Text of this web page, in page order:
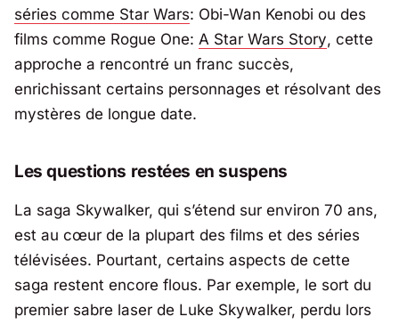
séries comme Star Wars: Obi-Wan Kenobi ou des
films comme Rogue One: A Star Wars Story, cette
approche a rencontré un franc succès,
enrichissant certains personnages et résolvant des
mystères de longue date.
Les questions restées en suspens
La saga Skywalker, qui s’étend sur environ 70 ans,
est au cœur de la plupart des films et des séries
télévisées. Pourtant, certains aspects de cette
saga restent encore flous. Par exemple, le sort du
premier sabre laser de Luke Skywalker, perdu lors